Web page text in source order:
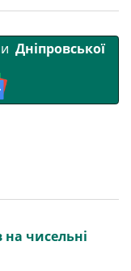
Дніпровської
на чисельні